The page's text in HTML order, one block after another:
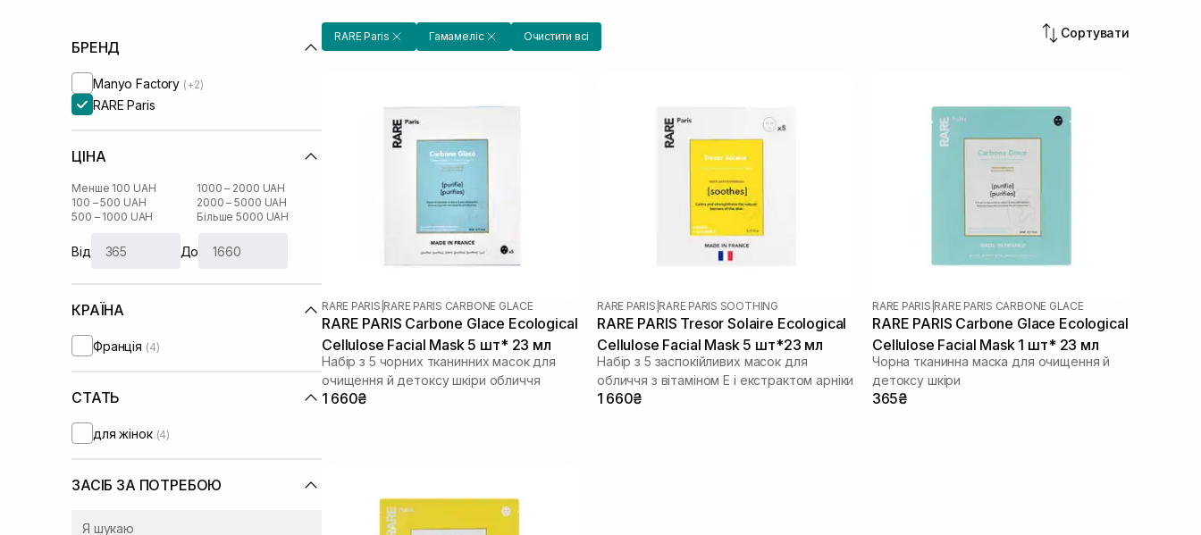
БРЕНД
Manyo Factory (+2)
RARE Paris
ЦІНА
Менше 100 UAH
100 – 500 UAH
500 – 1000 UAH
1000 – 2000 UAH
2000 – 5000 UAH
Більше 5000 UAH
Від До
КРАЇНА
Франція (4)
СТАТЬ
для жінок (4)
ЗАСІБ ЗА ПОТРЕБОЮ
RARE Paris Гамамеліс Очистити всі Сортувати
RARE PARIS RARE PARIS CARBONE GLACE
RARE PARIS Carbone Glace Ecological
Cellulose Facial Mask 5 шт* 23 мл
Набір з 5 чорних тканинних масок для
очищення й детоксу шкіри обличчя
1 660₴
RARE PARIS RARE PARIS SOOTHING
RARE PARIS Tresor Solaire Ecological
Cellulose Facial Mask 5 шт*23 мл
Набір з 5 заспокійливих масок для
обличчя з вітаміном Е і екстрактом арніки
1 660₴
RARE PARIS RARE PARIS CARBONE GLACE
RARE PARIS Carbone Glace Ecological
Cellulose Facial Mask 1 шт* 23 мл
Чорна тканинна маска для очищення й
детоксу шкіри
365₴